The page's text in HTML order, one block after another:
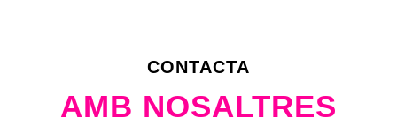
CONTACTA
AMB NOSALTRES